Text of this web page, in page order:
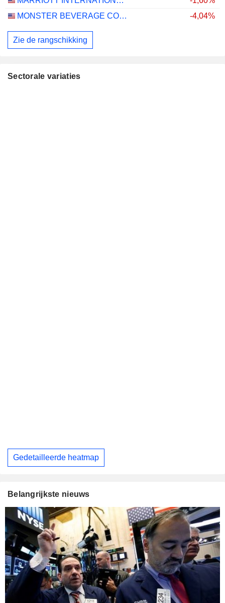
MONSTER BEVERAGE CORPORATION
-4,04%
Zie de rangschikking
Sectorale variaties
Gedetailleerde heatmap
Belangrijkste nieuws